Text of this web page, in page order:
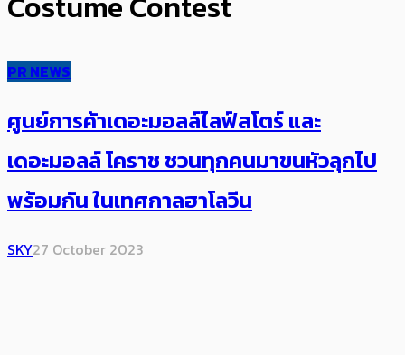
PR NEWS
ศูนย์การค้าเดอะมอลล์ไลฟ์สโตร์ และ
เดอะมอลล์ โคราช ชวนทุกคนมาขนหัวลุกไป
พร้อมกัน ในเทศกาลฮาโลวีน
SKY27 October 2023